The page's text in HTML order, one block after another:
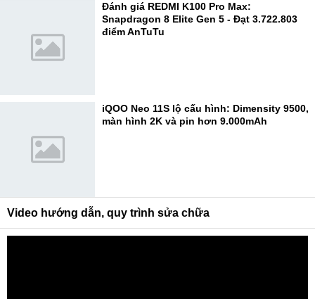
Đánh giá REDMI K100 Pro Max:
Snapdragon 8 Elite Gen 5 - Đạt 3.722.803
điểm AnTuTu
iQOO Neo 11S lộ cấu hình: Dimensity 9500,
màn hình 2K và pin hơn 9.000mAh
Video hướng dẫn, quy trình sửa chữa